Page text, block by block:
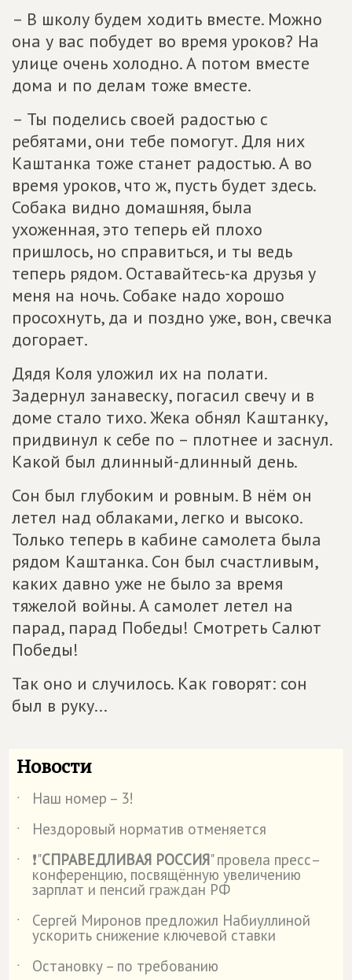
– В школу будем ходить вместе. Можно
она у вас побудет во время уроков? На
улице очень холодно. А потом вместе
дома и по делам тоже вместе.
– Ты поделись своей радостью с
ребятами, они тебе помогут. Для них
Каштанка тоже станет радостью. А во
время уроков, что ж, пусть будет здесь.
Собака видно домашняя, была
ухоженная, это теперь ей плохо
пришлось, но справиться, и ты ведь
теперь рядом. Оставайтесь-ка друзья у
меня на ночь. Собаке надо хорошо
просохнуть, да и поздно уже, вон, свечка
догорает.
Дядя Коля уложил их на полати.
Задернул занавеску, погасил свечу и в
доме стало тихо. Жека обнял Каштанку,
придвинул к себе по – плотнее и заснул.
Какой был длинный-длинный день.
Сон был глубоким и ровным. В нём он
летел над облаками, легко и высоко.
Только теперь в кабине самолета была
рядом Каштанка. Сон был счастливым,
каких давно уже не было за время
тяжелой войны. А самолет летел на
парад, парад Победы! Смотреть Салют
Победы!
Так оно и случилось. Как говорят: сон
был в руку...
Новости
˙
Наш номер – 3!
˙
Нездоровый норматив отменяется
˙
❗"СПРАВЕДЛИВАЯ РОССИЯ" провела пресс–
конференцию, посвящённую увеличению
зарплат и пенсий граждан РФ
˙
Сергей Миронов предложил Набиуллиной
ускорить снижение ключевой ставки
˙
Остановку – по требованию